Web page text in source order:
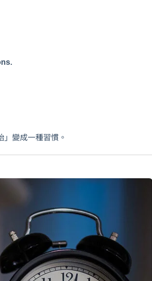
變成一種習慣。